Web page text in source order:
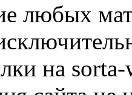
любых
на